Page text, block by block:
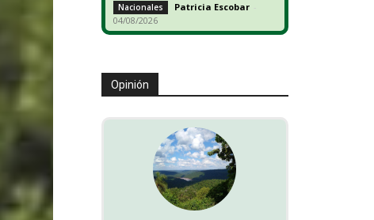
Nacionales Patricia Escobar -
04/08/2026
Opinión